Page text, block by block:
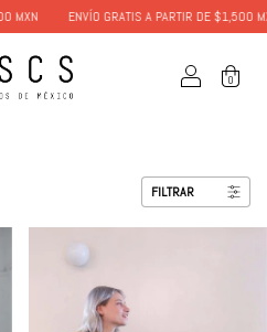
ENVÍO GRATIS A PARTIR DE $1,500 MXN
0
FILTRAR